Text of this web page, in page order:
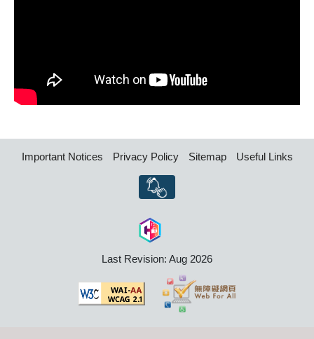
Important Notices Privacy Policy Sitemap Useful Links
Last Revision: Aug 2026